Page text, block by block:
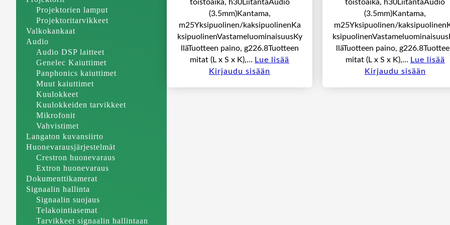
Projektorien lamput
Projektoritarvikkeet
Valkokankaat
Audio
Audio DSP laitteet
Genelec Kaiuttimet
Panphonics kaiuttimet
Muut kaiuttimet
Kuulokkeet
Kuulokkeiden tarvikkeet
Mikrofonit
Vahvistimet
Langaton kuvansiirto
Huonevarausjärjestelmät
Crestron huonevaraus
Extron huonevaraus
Dokumenttikamerat
Signaalin hallinta
Signaalin suojaus
Telakointiasemat
Tarvikkeet signaalin hallintaan
toistoaika, h30LiitäntäAudio
(3.5mm)Kantama,
m25Yksipuolinen/kaksipuolinenKa
ksipuolinenVastameluominaisuusKy
lläTuotteen paino, g226.8Tuotteen
mitat (L x S x K),… Lue lisää
Kirjaudu sisään
toistoaika, h30LiitäntäAudio
(3.5mm)Kantama,
m25Yksipuolinen/
lläTuotteen paino,
mitat (L x S x K),… Lue lisää
Kirjaudu sisään